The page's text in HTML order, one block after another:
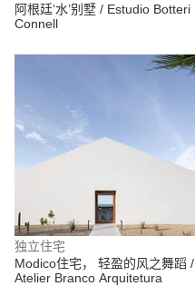
阿根廷‘水’别墅 / Estudio Botteri
Connell
独立住宅
Modico住宅， 轻盈的风之舞蹈 /
Atelier Branco Arquitetura